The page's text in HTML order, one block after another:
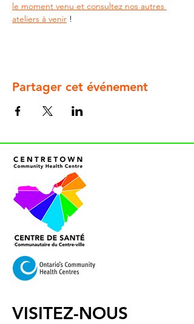
le moment venu et consultez nos autres
ateliers à venir !
Partager cet événement
VISITEZ-NOUS